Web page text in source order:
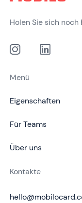
Holen Sie sich
Menü
Eigenschaften
Für Teams
Über uns
Kontakte